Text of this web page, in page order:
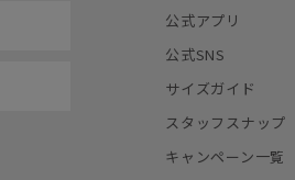
公式アプリ
公式SNS
サイズガイド
スタッフスナップ
キャンペーン一覧